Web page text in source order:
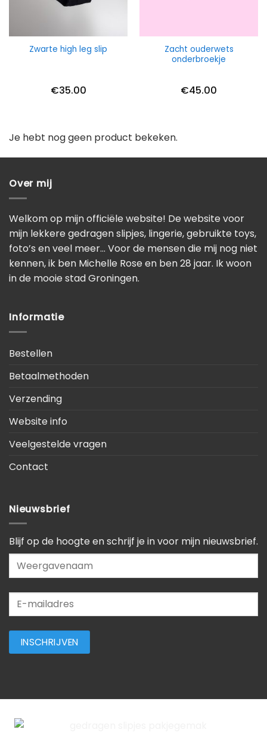
Zwarte high leg slip
€35.00
Zacht ouderwets
onderbroekje
€45.00
Je hebt nog geen product bekeken.
Over mij
Welkom op mijn officiële website! De website voor
mijn lekkere gedragen slipjes, lingerie, gebruikte toys,
foto’s en veel meer… Voor de mensen die mij nog niet
kennen, ik ben Michelle Rose en ben 28 jaar. Ik woon
in de mooie stad Groningen.
Informatie
Bestellen
Betaalmethoden
Verzending
Website info
Veelgestelde vragen
Contact
Nieuwsbrief
Blijf op de hoogte en schrijf je in voor mijn nieuwsbrief.